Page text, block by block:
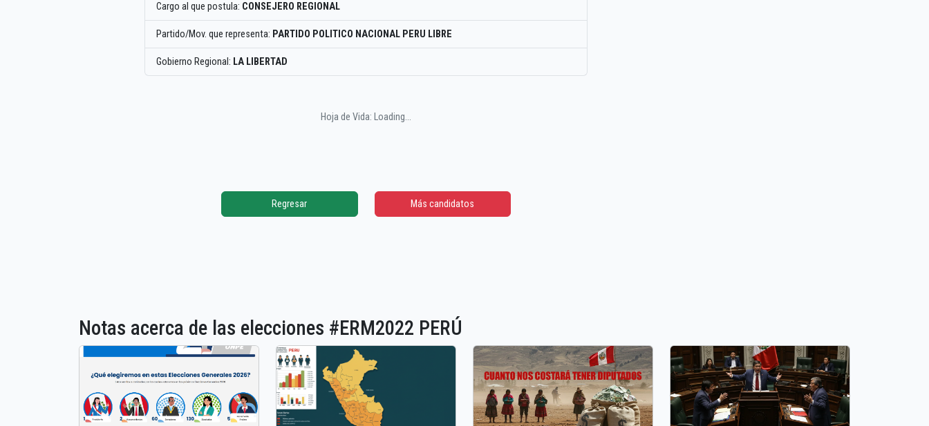
Cargo al que postula: CONSEJERO REGIONAL
Partido/Mov. que representa: PARTIDO POLITICO NACIONAL PERU LIBRE
Gobierno Regional: LA LIBERTAD
Hoja de Vida: Loading...
Regresar Más candidatos
Notas acerca de las elecciones #ERM2022 PERÚ